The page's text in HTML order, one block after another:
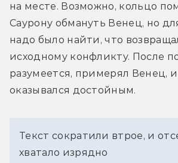
на месте. Возможно, кольцо
Саурону обмануть Венец, но
надо было найти, что
исходному конфликту. После
разумеется, примерял Венец, и
оказывался достойным.
Текст сократили втрое, и
хватало изрядно